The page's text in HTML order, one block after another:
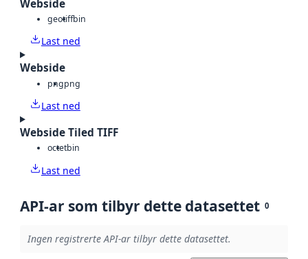
Webside
geotiffbin
Last ned
Webside
pngpng
Last ned
Webside Tiled TIFF
octetbin
Last ned
API-ar som tilbyr dette datasettet 0
Ingen registrerte API-ar tilbyr dette datasettet.